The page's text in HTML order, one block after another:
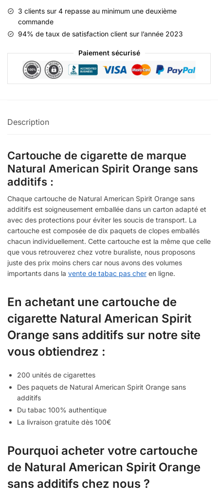
3 clients sur 4 repasse au minimum une deuxième
commande
94% de taux de satisfaction client sur l’année 2023
Paiement sécurisé
Description
Cartouche de cigarette de marque
Natural American Spirit Orange sans
additifs :
Chaque cartouche de Natural American Spirit Orange sans
additifs est soigneusement emballée dans un carton adapté et
avec des protections pour éviter les soucis de transport. La
cartouche est composée de dix paquets de clopes emballés
chacun individuellement. Cette cartouche est la même que celle
que vous retrouverez chez votre buraliste, nous proposons
juste des prix moins chers car nous avons des volumes
importants dans la vente de tabac pas cher en ligne.
En achetant une cartouche de
cigarette Natural American Spirit
Orange sans additifs sur notre site
vous obtiendrez :
200 unités de cigarettes
Des paquets de Natural American Spirit Orange sans
additifs
Du tabac 100% authentique
La livraison gratuite dès 100€
Pourquoi acheter votre cartouche
de Natural American Spirit Orange
sans additifs chez nous ?